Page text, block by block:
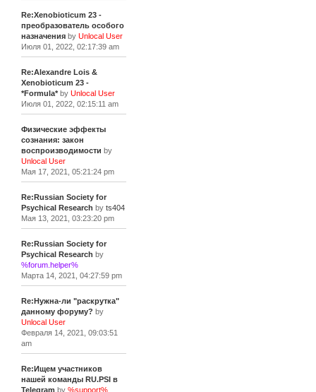
Re:Xenobioticum 23 -
преобразователь особого
назначенияby Unlocal User
Июля 01, 2022, 02:17:39 am
Re:Alexandre Lois &
Xenobioticum 23 -
*Formula*by Unlocal User
Июля 01, 2022, 02:15:11 am
Физические эффекты
сознания: закон
воспроизводимости by
Unlocal User
Мая 17, 2021, 05:21:24 pm
Re:Russian Society for
Psychical Research by ts404
Мая 13, 2021, 03:23:20 pm
Re:Russian Society for
Psychical Research by
%forum.helper%
Марта 14, 2021, 04:27:59 pm
Re:Нужна-ли "раскрутка"
данному форуму? by
Unlocal User
Февраля 14, 2021, 09:03:51
am
Re:Ищем участников
нашей команды RU.PSI в
Telegram by %support%